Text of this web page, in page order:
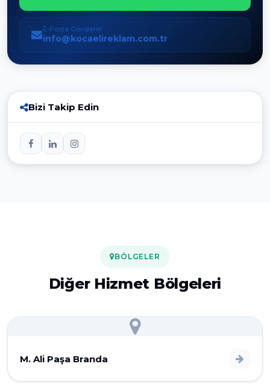
E-Posta Gönderin
info@kocaelireklam.com.tr
Bizi Takip Edin
BÖLGELER
Diğer Hizmet Bölgeleri
M. Ali Paşa Branda